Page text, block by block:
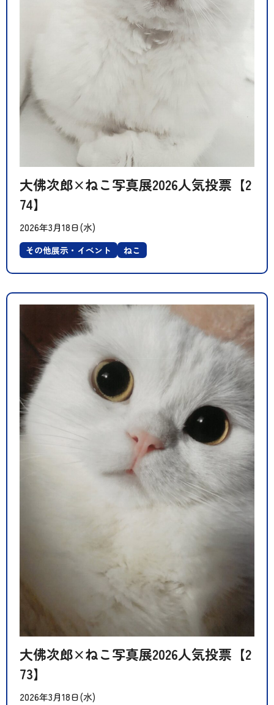
大佛次郎×ねこ写真展2026人気投票【2
74】
2026年3月18日(水)
その他展示・イベント ねこ
大佛次郎×ねこ写真展2026人気投票【2
73】
2026年3月18日(水)